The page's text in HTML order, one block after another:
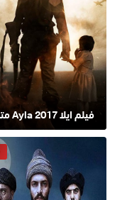
فيلم ايلا 2017 Ayla مترجم